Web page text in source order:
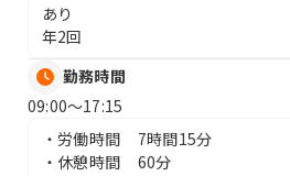
あり
年2回
勤務時間
09:00〜17:15
・労働時間
7時間15分
・休憩時間
60分